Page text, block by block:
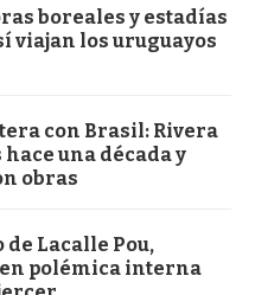
boreales y estadías
viajan los uruguayos
con Brasil: Rivera
una década y
obras
Lacalle Pou,
polémica interna